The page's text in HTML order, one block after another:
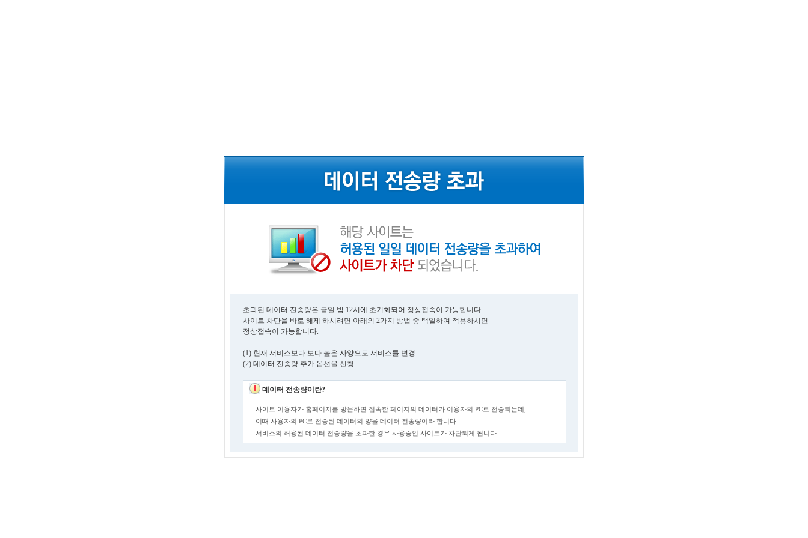
초과된 데이터 전송량은 금일 밤 12시에 초기화되어 정상접속이 가능합니다.
사이트 차단을 바로 해제 하시려면 아래의 2가지 방법 중 택일하여 적용하시면
정상접속이 가능합니다.
(1) 현재 서비스보다 보다 높은 사양으로 서비스를 변경
(2) 데이터 전송량 추가 옵션을 신청
데이터 전송량이란?
사이트 이용자가 홈페이지를 방문하면 접속한 페이지의 데이터가 이용자의 PC로 전송되는데,
이때 사용자의 PC로 전송된 데이터의 양을 데이터 전송량이라 합니다.
서비스의 허용된 데이터 전송량을 초과한 경우 사용중인 사이트가 차단되게 됩니다